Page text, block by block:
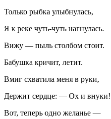
Только рыбка улыбнулась,
Я к реке чуть-чуть нагнулась.
Вижу — пыль столбом стоит.
Бабушка кричит, летит.
Вмиг схватила меня в руки,
Держит сердце: — Ох и внуки!
Вот, теперь одно желанье —